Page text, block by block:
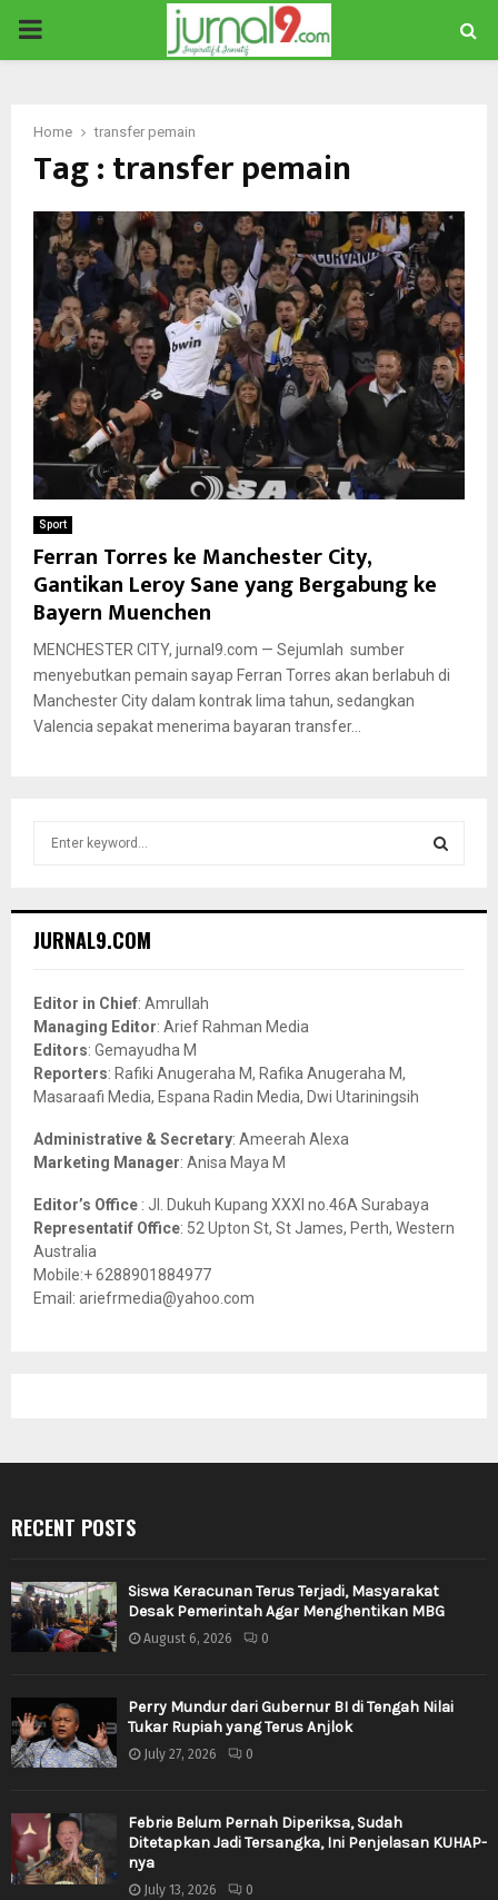
PRIMARY
Home transfer pemain
Tag : transfer pemain
Sport
Ferran Torres ke Manchester City,
Gantikan Leroy Sane yang Bergabung ke
Bayern Muenchen
MENCHESTER CITY, jurnal9.com — Sejumlah sumber
menyebutkan pemain sayap Ferran Torres akan berlabuh di
Manchester City dalam kontrak lima tahun, sedangkan
Valencia sepakat menerima bayaran transfer...
h
o
r
:
JURNAL9.COM
Editor in Chief: Amrullah
Managing Editor: Arief Rahman Media
Editors: Gemayudha M
Reporters: Rafiki Anugeraha M, Rafika Anugeraha M,
Masaraafi Media, Espana Radin Media, Dwi Utariningsih
Administrative & Secretary: Ameerah Alexa
Marketing Manager: Anisa Maya M
Editor’s Office : Jl. Dukuh Kupang XXXI no.46A Surabaya
Representatif Office: 52 Upton St, St James, Perth, Western
Australia
Mobile:+ 6288901884977
Email: ariefrmedia@yahoo.com
RECENT POSTS
Siswa Keracunan Terus Terjadi, Masyarakat
Desak Pemerintah Agar Menghentikan MBG
August 6, 2026 0
Perry Mundur dari Gubernur BI di Tengah Nilai
Tukar Rupiah yang Terus Anjlok
July 27, 2026 0
Febrie Belum Pernah Diperiksa, Sudah
Ditetapkan Jadi Tersangka, Ini Penjelasan KUHAP-
nya
July 13, 2026 0